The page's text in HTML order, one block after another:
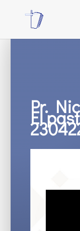
Pr.
El